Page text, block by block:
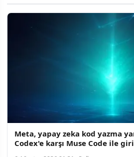
Meta, yapay zeka kod yazma
Codex'e karşı Muse Code ile